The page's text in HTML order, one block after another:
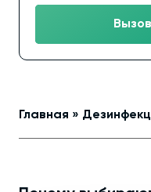
Главная »